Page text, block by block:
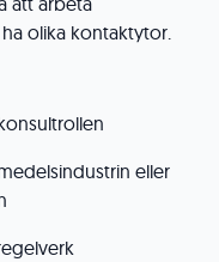
olika kontaktytor.
eller